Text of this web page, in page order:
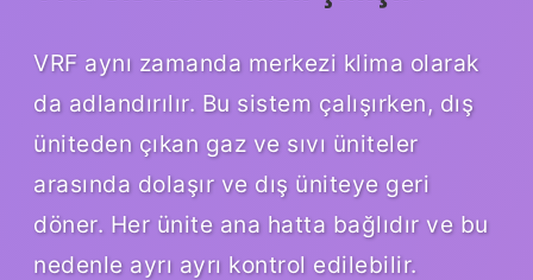
VRF aynı zamanda merkezi klima olarak
da adlandırılır. Bu sistem çalışırken, dış
üniteden çıkan gaz ve sıvı üniteler
arasında dolaşır ve dış üniteye geri
döner. Her ünite ana hatta bağlıdır ve bu
nedenle ayrı ayrı kontrol edilebilir.